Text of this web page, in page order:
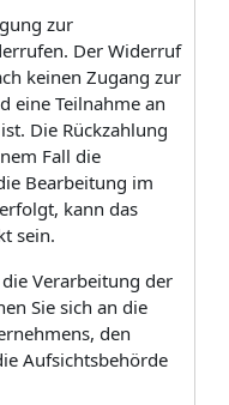
zur
Der Widerruf
keinen Zugang zur
eine Teilnahme an
Die Rückzahlung
Fall die
Bearbeitung im
kann das
sein.
Verarbeitung der
Sie sich an die
den
Aufsichtsbehörde